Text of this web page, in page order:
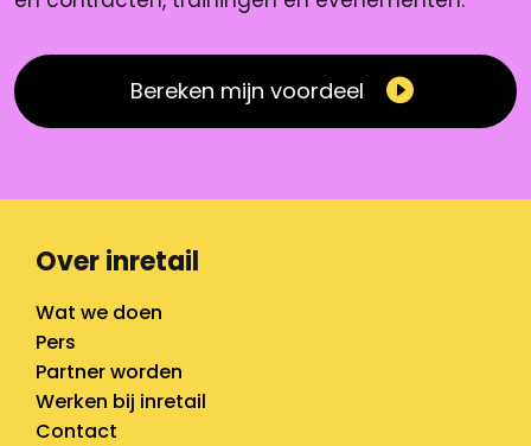
Bereken mijn voordeel
Over inretail
Wat we doen
Pers
Partner worden
Werken bij inretail
Contact